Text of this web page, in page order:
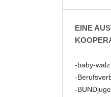
EINE
-baby-
-
-